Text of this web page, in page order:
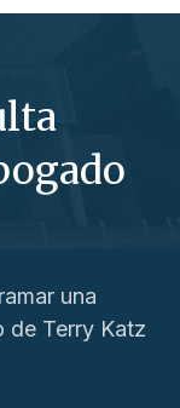
una
de Terry Katz